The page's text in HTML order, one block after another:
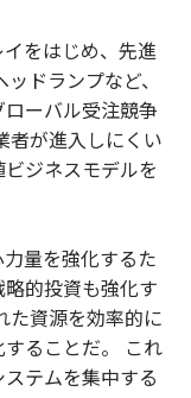
をはじめ、先進
ドランプなど、
ーバル受注競争
者が進入しにくい
ジネスモデルを
量を強化するた
的投資も強化す
た資源を効率的に
ることだ。 これ
テムを集中する